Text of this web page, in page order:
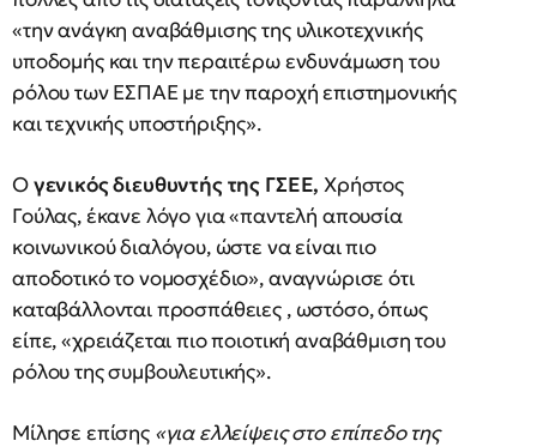
«την ανάγκη αναβάθμισης της υλικοτεχνικής
υποδομής και την περαιτέρω ενδυνάμωση του
ρόλου των ΕΣΠΑΕ με την παροχή επιστημονικής
και τεχνικής υποστήριξης».
Ογενικός διευθυντής της ΓΣΕΕ,Χρήστος
Γούλας, έκανε λόγο για «παντελή απουσία
κοινωνικού διαλόγου, ώστε να είναι πιο
αποδοτικό το νομοσχέδιο», αναγνώρισε ότι
καταβάλλονται προσπάθειες , ωστόσο, όπως
είπε, «χρειάζεται πιο ποιοτική αναβάθμιση του
ρόλου της συμβουλευτικής».
Μίλησε επίσης «για ελλείψεις στο επίπεδο της